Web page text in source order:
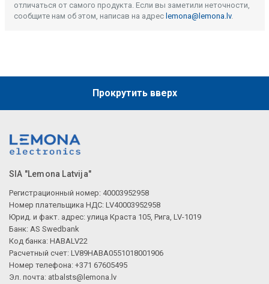
отличаться от самого продукта. Если вы заметили неточности,
сообщите нам об этом, написав на адрес lemona@lemona.lv.
Прокрутить вверх
SIA "Lemona Latvija"
Регистрационный номер: 40003952958
Номер плательщика НДС: LV40003952958
Юрид. и факт. адрес: улица Краста 105, Рига, LV-1019
Банк: AS Swedbank
Код банка: HABALV22
Расчетный счет: LV89HABA0551018001906
Номер телефона: +371 67605495
Эл. почта: atbalsts@lemona.lv